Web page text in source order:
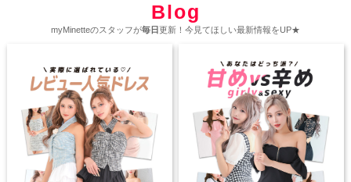
Blog
myMinetteのスタッフが毎日更新！今見てほしい最新情報をUP★